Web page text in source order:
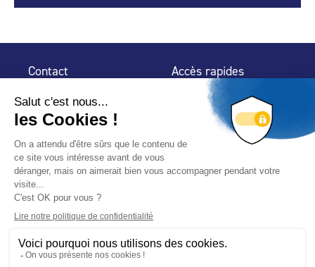
Contact
32 rue de Mogador
75 009 Paris
Accès rapides
Espace Presse
Trouver un
professionnel
Nous suivre